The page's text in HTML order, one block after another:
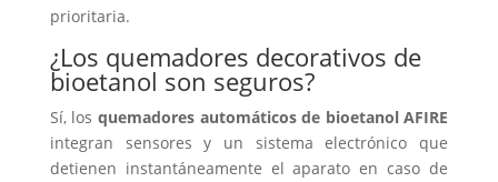
prioritaria.
¿Los quemadores decorativos de
bioetanol son seguros?
Sí, los quemadores automáticos de bioetanol AFIRE
integran sensores y un sistema electrónico que
detienen instantáneamente el aparato en caso de